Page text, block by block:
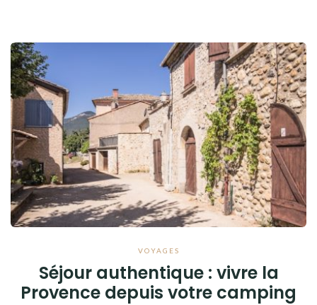
VOYAGES
Séjour authentique : vivre la
Provence depuis votre camping